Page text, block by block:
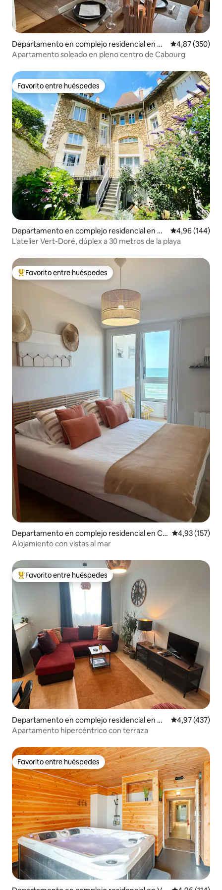
Departamento en complejo residencial en Ca
bourg
Calificación
4,87 (350)
Apartamento soleado en pleno centro de Cabourg
Favorito entre huéspedes
Favorito entre huéspedes
Departamento en complejo residencial en H
ermanville-sur-Mer
Calificación
4,96 (144)
L'atelier Vert-Doré, dúplex a 30 metros de la playa
Favorito entre los huéspedes más destacados
Favorito entre huéspedes
Departamento en complejo residencial en Co
urseulles-sur-Mer
Calificación
4,93 (157)
Alojamiento con vistas al mar
Favorito entre los huéspedes más destacados
Favorito entre huéspedes
Departamento en complejo residencial en Ca
en
Calificación
4,97 (437)
Apartamento hipercéntrico con terraza
Favorito entre huéspedes
Favorito entre huéspedes